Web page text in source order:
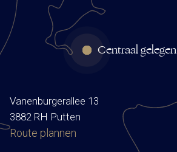
Centraal gelegen
Vanenburgerallee 13
3882 RH Putten
Route plannen